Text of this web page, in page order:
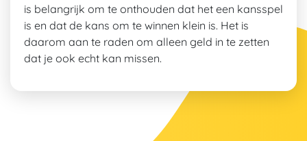
is belangrijk om te onthouden dat het een kansspel
is en dat de kans om te winnen klein is. Het is
daarom aan te raden om alleen geld in te zetten
dat je ook echt kan missen.